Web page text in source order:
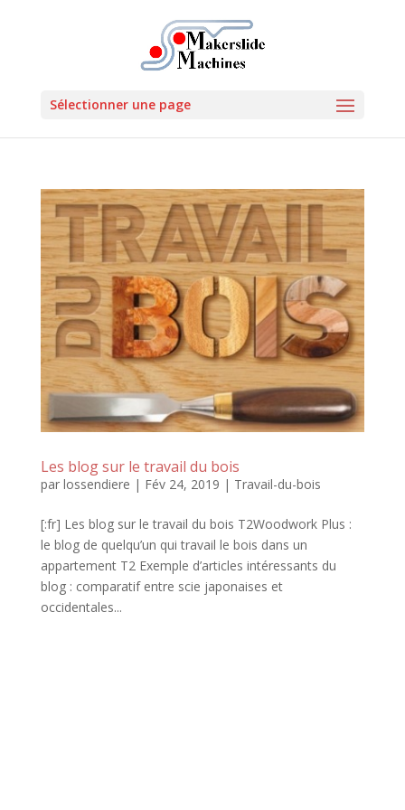
Sélectionner une page
Les blog sur le travail du bois
par lossendiere | Fév 24, 2019 | Travail-du-bois
[:fr] Les blog sur le travail du bois T2Woodwork Plus :
le blog de quelqu’un qui travail le bois dans un
appartement T2 Exemple d’articles intéressants du
blog : comparatif entre scie japonaises et
occidentales...